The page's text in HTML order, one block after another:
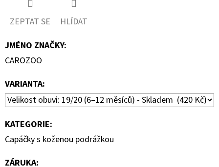
ZEPTAT SE
HLÍDAT
JMÉNO ZNAČKY:
CAROZOO
VARIANTA:
KATEGORIE:
Capáčky s koženou podrážkou
ZÁRUKA: